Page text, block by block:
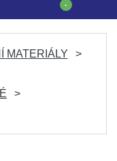
-
MATERIÁLY